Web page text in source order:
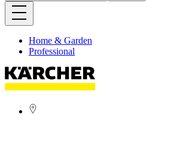
Home & Garden
Professional